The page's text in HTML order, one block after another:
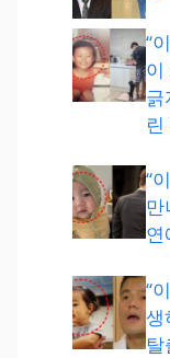
“
이
긁
“
만
연
“
생
탈